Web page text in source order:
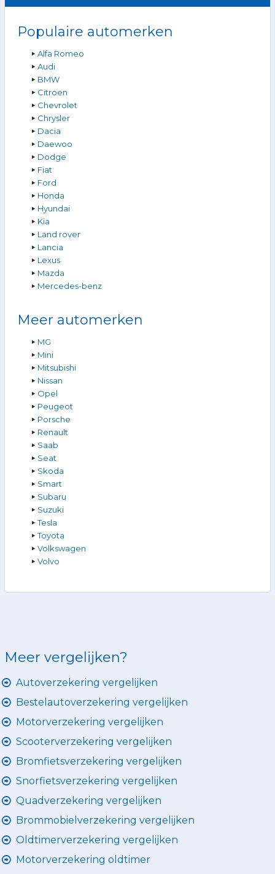
Populaire automerken
Alfa Romeo
Audi
BMW
Citroen
Chevrolet
Chrysler
Dacia
Daewoo
Dodge
Fiat
Ford
Honda
Hyundai
Kia
Land rover
Lancia
Lexus
Mazda
Mercedes-benz
Meer automerken
MG
Mini
Mitsubishi
Nissan
Opel
Peugeot
Porsche
Renault
Saab
Seat
Skoda
Smart
Subaru
Suzuki
Tesla
Toyota
Volkswagen
Volvo
Meer vergelijken?
Autoverzekering vergelijken
Bestelautoverzekering vergelijken
Motorverzekering vergelijken
Scooterverzekering vergelijken
Bromfietsverzekering vergelijken
Snorfietsverzekering vergelijken
Quadverzekering vergelijken
Brommobielverzekering vergelijken
Oldtimerverzekering vergelijken
Motorverzekering oldtimer